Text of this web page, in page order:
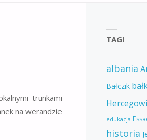
trunkami
na werandzie
TAGI
albania
Bałczik
edukacja
historia